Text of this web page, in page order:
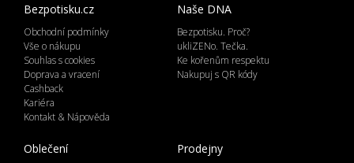
Bezpotisku.cz
Obchodní podmínky
Vše o nákupu
Souhlas s cookies
Doprava a vracení
Cashback
Kariéra
Kontakt & Nápověda
Naše DNA
Bezpotisku. Proč?
ukliZENo. Tečka.
Ke kořenům respektu
Nakupuj s QR kódy
Oblečení Prodejny